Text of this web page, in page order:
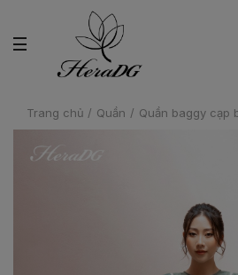
Trang chủ / Quần / Quần baggy cạp